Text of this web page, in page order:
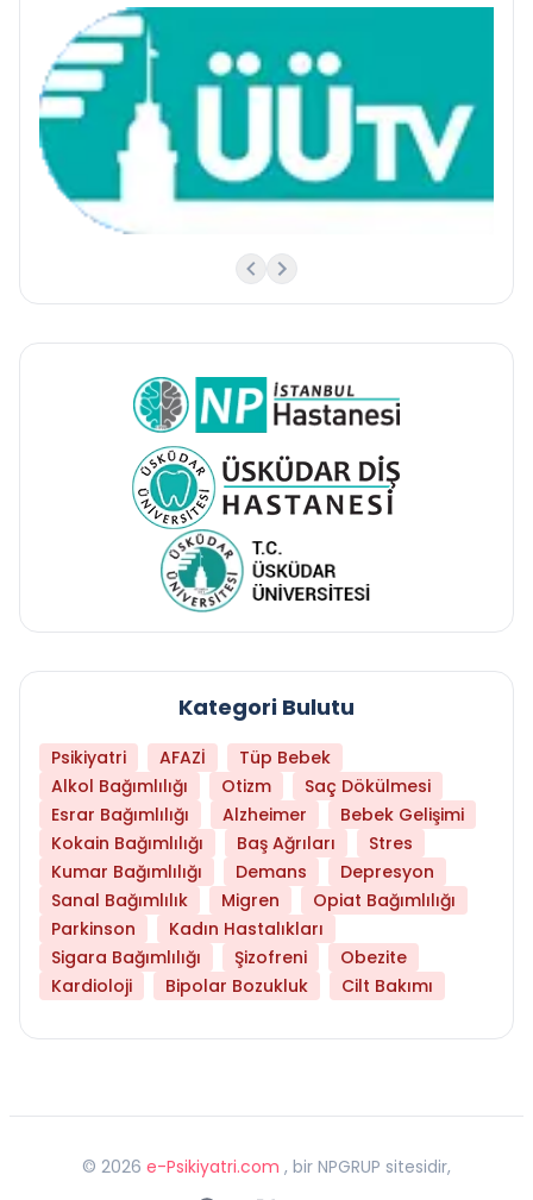
Kategori Bulutu
Psikiyatri AFAZİ
Tüp Bebek
Alkol Bağımlılığı
Otizm
Saç Dökülmesi
Esrar Bağımlılığı
Alzheimer
Bebek Gelişimi
Kokain Bağımlılığı
Baş Ağrıları
Stres
Kumar Bağımlılığı
Demans
Depresyon
Sanal Bağımlılık
Migren
Opiat Bağımlılığı
Parkinson
Kadın Hastalıkları
Sigara Bağımlılığı
Şizofreni
Obezite
Kardioloji
Bipolar Bozukluk Cilt Bakımı
© 2026 e-Psikiyatri.com , bir NPGRUP sitesidir,